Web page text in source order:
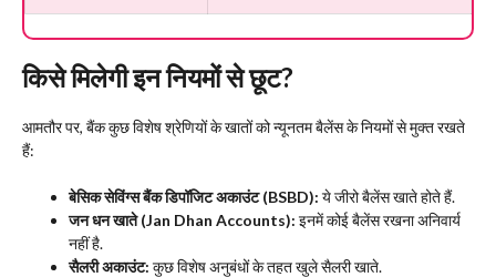
किसे मिलेगी इन नियमों से छूट?
​आमतौर पर, बैंक कुछ विशेष श्रेणियों के खातों को न्यूनतम बैलेंस के नियमों से मुक्त रखते
हैं:
बेसिक सेविंग्स बैंक डिपॉजिट अकाउंट (BSBD): ये जीरो बैलेंस खाते होते हैं.
जन धन खाते (Jan Dhan Accounts): इनमें कोई बैलेंस रखना अनिवार्य
नहीं है.
सैलरी अकाउंट: कुछ विशेष अनुबंधों के तहत खुले सैलरी खाते.